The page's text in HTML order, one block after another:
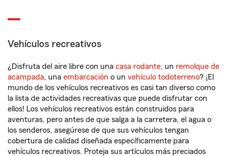
Vehículos recreativos
¿Disfruta del aire libre con una casa rodante, un remolque de
acampada, una embarcación o un vehículo todoterreno? ¡El
mundo de los vehículos recreativos es casi tan diverso como
la lista de actividades recreativas que puede disfrutar con
ellos! Los vehículos recreativos están construidos para
aventuras, pero antes de que salga a la carretera, el agua o
los senderos, asegúrese de que sus vehículos tengan
cobertura de calidad diseñada específicamente para
vehículos recreativos. Proteja sus artículos más preciados